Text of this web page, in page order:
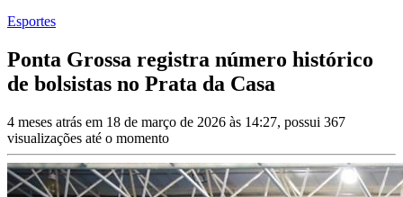
Esportes
Ponta Grossa registra número histórico
de bolsistas no Prata da Casa
4 meses atrás em 18 de março de 2026 às 14:27, possui 367
visualizações até o momento